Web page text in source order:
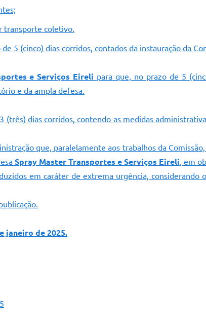
transporte coletivo.
5 (cinco) dias corridos, contados da instauração da
e Serviços Eireli para que, no prazo de 5
e da ampla defesa.
dias corridos, contendo as medidas
que, paralelamente aos trabalhos da
Spray Master Transportes e Serviços Eireli, em
em caráter de extrema urgência,
janeiro de 2025.